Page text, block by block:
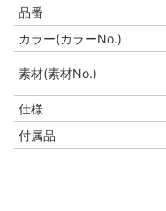
品番
カラー(カラーNo.)
素材(素材No.)
仕様
付属品